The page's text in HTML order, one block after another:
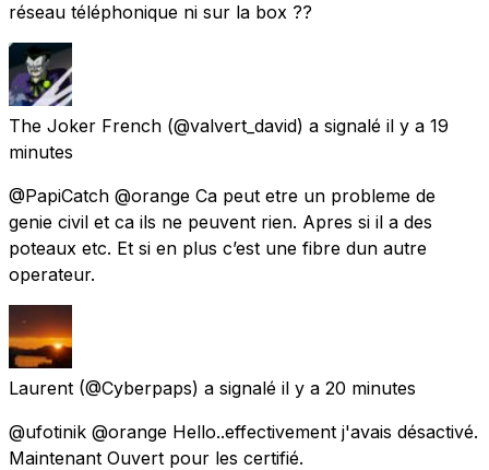
réseau téléphonique ni sur la box ??
The Joker French (@valvert_david) a signalé il y a 19
minutes
@PapiCatch @orange Ca peut etre un probleme de
genie civil et ca ils ne peuvent rien. Apres si il a des
poteaux etc. Et si en plus c’est une fibre dun autre
operateur.
Laurent (@Cyberpaps) a signalé il y a 20 minutes
@ufotinik @orange Hello..effectivement j'avais désactivé.
Maintenant Ouvert pour les certifié.